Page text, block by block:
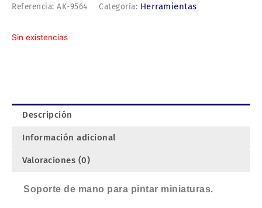
Referencia: AK-9564 Categoría: Herramientas
Sin existencias
Descripción
Información adicional
Valoraciones (0)
Soporte de mano para pintar miniaturas.